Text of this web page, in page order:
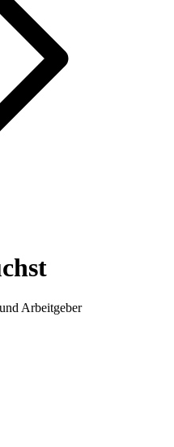
Arbeitgeber